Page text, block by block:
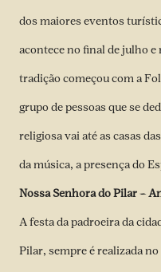
dos maiores eventos
acontece no final de julho
tradição começou com a
grupo de pessoas que se
religiosa vai até as casas
da música, a presença do
Nossa Senhora do Pilar –
A festa da padroeira da
Pilar, sempre é realizada